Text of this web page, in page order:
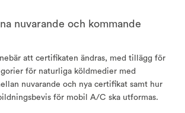
nuvarande och kommande
att certifikaten ändras, med tillägg för
för naturliga köldmedier med
nuvarande och nya certifikat samt hur
för mobil A/C ska utformas.